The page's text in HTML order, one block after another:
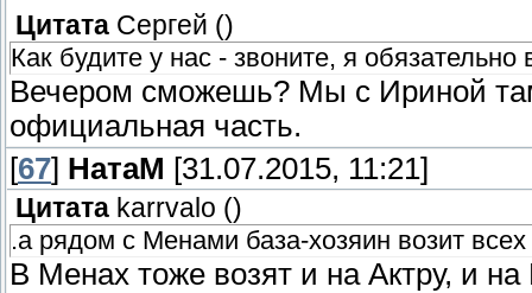
Цитата Сергей ()
Как будите у нас - звоните, я
Вечером сможешь? Мы с Ириной
официальная часть.
[67] НатаМ [31.07.2015, 11:21]
Цитата karrvalo ()
.а рядом с Менами база-хозяин возит
В Менах тоже возят и на Актру, и на